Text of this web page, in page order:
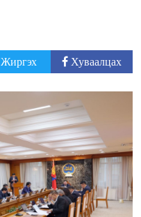
Жиргэх Хуваалцах